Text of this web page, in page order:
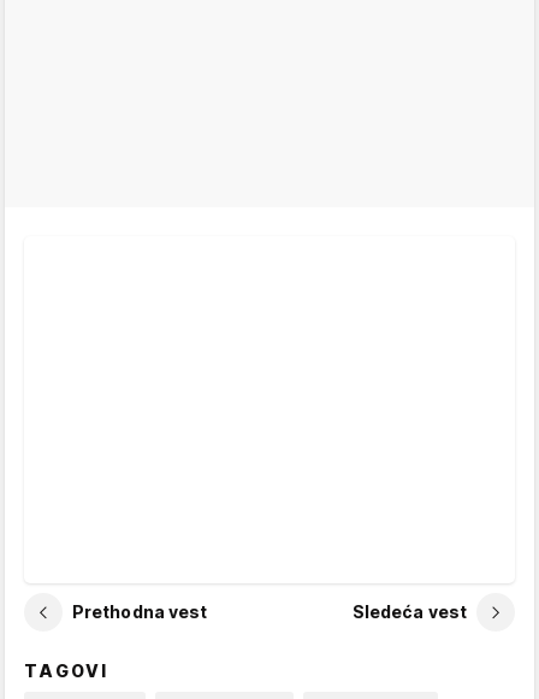
Prethodna vest Sledeća vest
TAGOVI